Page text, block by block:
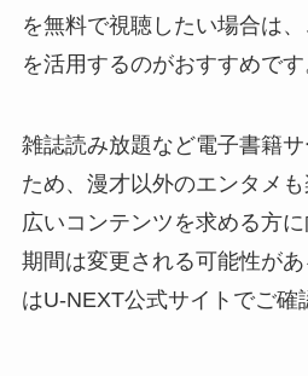
を無料で視聴したい場合は
を活用するのがおすすめです
雑誌読み放題など電子書籍
ため、漫才以外のエンタメ
広いコンテンツを求める方
期間は変更される可能性が
はU-NEXT公式サイトでご確